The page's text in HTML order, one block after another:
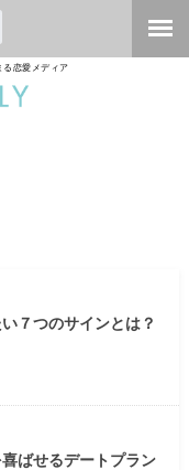
る恋愛メディア
７つのサインとは？
ばせるデートプラン